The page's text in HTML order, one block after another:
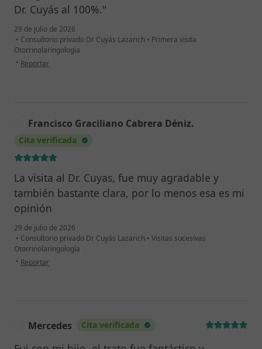
Dr. Cuyás al 100%."
29 de julio de 2026
• Consultorio privado Dr Cuyás Lazarich • Primera visita
Otorrinolaringología
• en opinión del usuario Victor Quevedo Andújar
Reportar
Francisco Graciliano Cabrera Déniz.
Cita verificada
La visita al Dr. Cuyas, fue muy agradable y
también bastante clara, por lo menos esa es mi
opinión
29 de julio de 2026
• Consultorio privado Dr Cuyás Lazarich • Visitas sucesivas
Otorrinolaringología
• en opinión del usuario Francisco Graciliano Cabrera Déniz.
Reportar
Mercedes Cita verificada